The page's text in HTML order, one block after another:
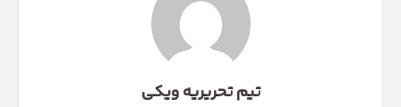
تیم تحریریه ویکی